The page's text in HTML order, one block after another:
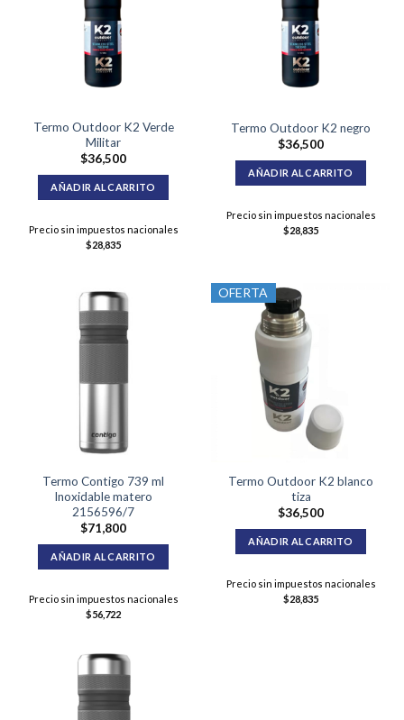
Termo Outdoor K2 Verde
Militar
$36,500
AÑADIR AL CARRITO
Precio sin impuestos nacionales
$28,835
Termo Outdoor K2 negro
$36,500
AÑADIR AL CARRITO
Precio sin impuestos nacionales
$28,835
Termo Contigo 739 ml
Inoxidable matero
2156596/7
$71,800
AÑADIR AL CARRITO
Precio sin impuestos nacionales
$56,722
OFERTA
Termo Outdoor K2 blanco
tiza
$36,500
AÑADIR AL CARRITO
Precio sin impuestos nacionales
$28,835